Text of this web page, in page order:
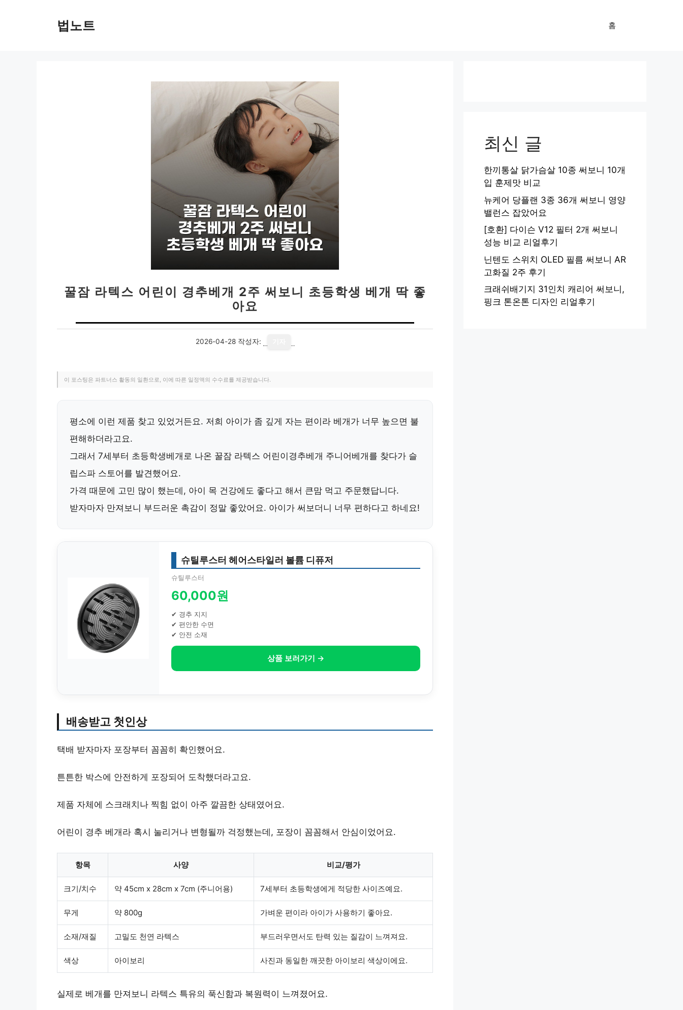
법노트 홈
꿀잠 라텍스 어린이 경추베개 2주 써보니 초등학생 베개 딱 좋
아요
2026-04-28 작성자:
이 포스팅은 파트너스 활동의 일환으로, 이에 따른 일정액의 수수료를 제공받습니다.
평소에 이런 제품 찾고 있었거든요. 저희 아이가 좀 깊게 자는 편이라 베개가 너무 높으면 불
편해하더라고요.
그래서 7세부터 초등학생베개로 나온 꿀잠 라텍스 어린이경추베개 주니어베개를 찾다가 슬
립스파 스토어를 발견했어요.
가격 때문에 고민 많이 했는데, 아이 목 건강에도 좋다고 해서 큰맘 먹고 주문했답니다.
받자마자 만져보니 부드러운 촉감이 정말 좋았어요. 아이가 써보더니 너무 편하다고 하네요!
슈틸루스터 헤어스타일러 볼륨 디퓨저
슈틸루스터
60,000원
✔ 경추 지지
✔ 편안한 수면
✔ 안전 소재
상품 보러가기 →
배송받고 첫인상
택배 받자마자 포장부터 꼼꼼히 확인했어요.
튼튼한 박스에 안전하게 포장되어 도착했더라고요.
제품 자체에 스크래치나 찍힘 없이 아주 깔끔한 상태였어요.
어린이 경추 베개라 혹시 눌리거나 변형될까 걱정했는데, 포장이 꼼꼼해서 안심이었어요.
항목 사양 비교/평가
크기/치수 약 45cm x 28cm x 7cm (주니어용) 7세부터 초등학생에게 적당한 사이즈예요.
무게 약 800g 가벼운 편이라 아이가 사용하기 좋아요.
소재/재질 고밀도 천연 라텍스 부드러우면서도 탄력 있는 질감이 느껴져요.
색상 아이보리 사진과 동일한 깨끗한 아이보리 색상이에요.
실제로 베개를 만져보니 라텍스 특유의 푹신함과 복원력이 느껴졌어요.
최신 글
한끼통살 닭가슴살 10종 써보니 10개
입 훈제맛 비교
뉴케어 당플랜 3종 36개 써보니 영양
밸런스 잡았어요
[호환] 다이슨 V12 필터 2개 써보니
성능 비교 리얼후기
닌텐도 스위치 OLED 필름 써보니 AR
고화질 2주 후기
크래쉬배기지 31인치 캐리어 써보니,
핑크 톤온톤 디자인 리얼후기